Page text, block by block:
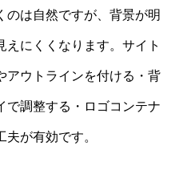
のは自然ですが、背景が明
えにくくなります。サイト
アウトラインを付ける・背
で調整する・ロゴコンテナ
が有効です。